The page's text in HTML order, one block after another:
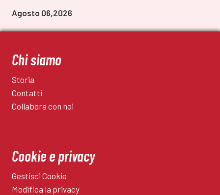
Agosto 06,2026
Chi siamo
Storia
Contatti
Collabora con noi
Cookie e privacy
Gestisci Cookie
Modifica la privacy